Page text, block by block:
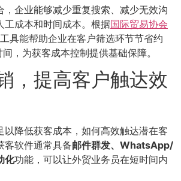
，企业能够减少重复搜索、减少无效沟
工成本和时间成本。根据国际贸易协会
工具能帮助企业在客户筛选环节节省约
，为获客成本控制提供基础保障。
，提高客户触达效
以降低获客成本，如何高效触达潜在客
客软件通常具备邮件群发、WhatsApp/
化功能，可以让外贸业务员在短时间内